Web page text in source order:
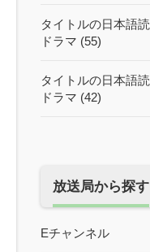
タイトルの日本語
ドラマ (55)
タイトルの日本語
ドラマ (42)
放送局から探す
Eチャンネル